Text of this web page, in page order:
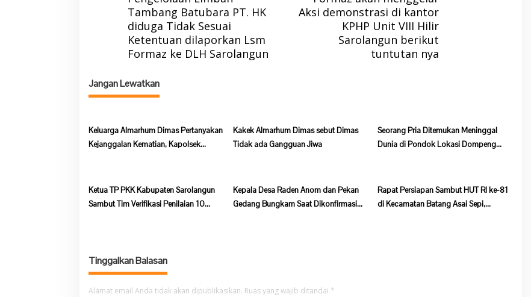
v
i
g
s
i
o
Tambang Batubara PT. HK
diduga Tidak Sesuai
Ketentuan dilaporkan Lsm
Formaz ke DLH Sarolangun
Aksi demonstrasi di kantor
KPHP Unit VIII Hilir
Sarolangun berikut
tuntutan nya
Jangan Lewatkan
Keluarga Almarhum Dimas Pertanyakan
Kejanggalan Kematian, Kapolsek
Kakek Almarhum Dimas sebut Dimas
Tidak ada Gangguan Jiwa
Seorang Pria Ditemukan Meninggal
Dunia di Pondok Lokasi Dompeng
Ketua TP PKK Kabupaten Sarolangun
Sambut Tim Verifikasi Penilaian 10
Kepala Desa Raden Anom dan Pekan
Gedang Bungkam Saat Dikonfirmasi
Rapat Persiapan Sambut HUT RI ke-81
di Kecamatan Batang Asai Sepi,
Tinggalkan Balasan
Alamat email Anda tidak akan dipublikasikan. Ruas yang wajib ditandai *